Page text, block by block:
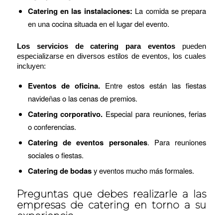
Catering en las instalaciones: La comida se prepara
en una cocina situada en el lugar del evento.
Los servicios de catering para eventos pueden
especializarse en diversos estilos de eventos, los cuales
incluyen:
Eventos de oficina.Entre estos están las fiestas
navideñas o las cenas de premios.
Catering corporativo. Especial para reuniones, ferias
o conferencias.
Catering de eventos personales. Para reuniones
sociales o fiestas.
Catering de bodasy eventos mucho más formales.
Preguntas que debes realizarle a las
empresas de catering en torno a su